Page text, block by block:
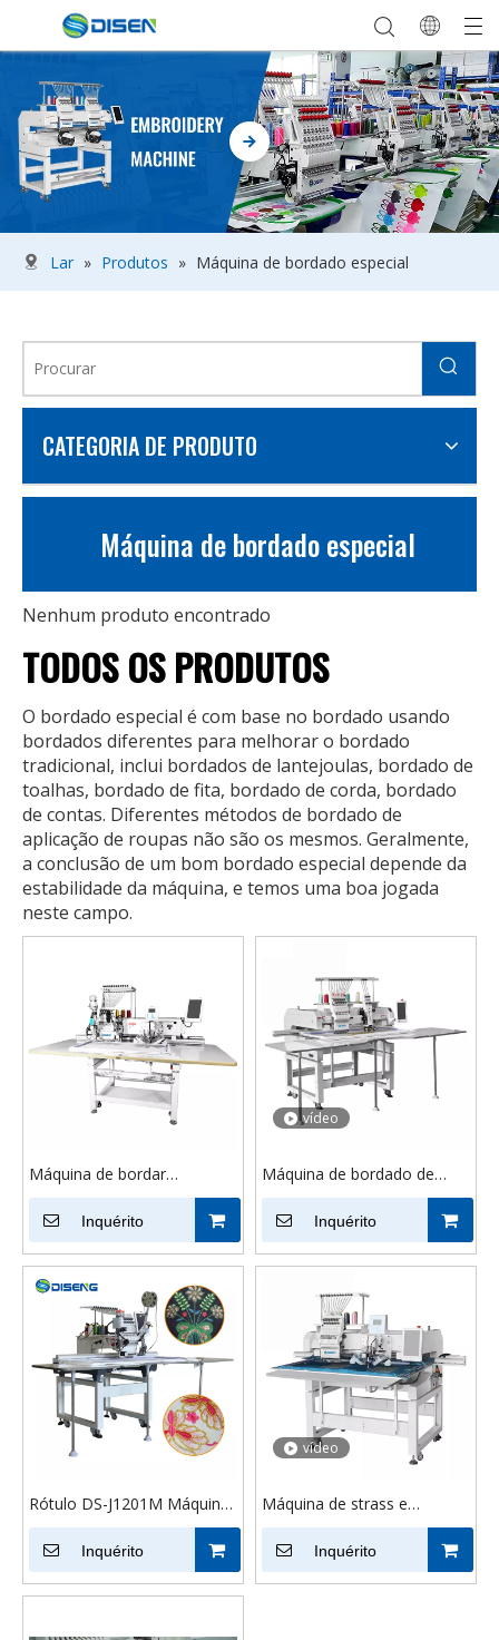
Lar » Produtos » Máquina de bordado especial
CATEGORIA DE PRODUTO
Máquina de bordado especial
Nenhum produto encontrado
TODOS OS PRODUTOS
O bordado especial é com base no bordado usando
bordados diferentes para melhorar o bordado
tradicional, inclui bordados de lantejoulas, bordado de
toalhas, bordado de fita, bordado de corda, bordado
de contas. Diferentes métodos de bordado de
aplicação de roupas não são os mesmos. Geralmente,
a conclusão de um bom bordado especial depende da
estabilidade da máquina, e temos uma boa jogada
neste campo.
Máquina de bordar
multifuncional com strass
para computador
Inquérito
vídeo
Máquina de bordado de
gravação de cordão 9/12
agulhas para tecido
Inquérito
Rótulo DS-J1201M Máquina
de bordado de cabeça única
para fábricaInquérito
vídeo
Máquina de strass e
bordado misto de correção
quente para tecido
Inquérito